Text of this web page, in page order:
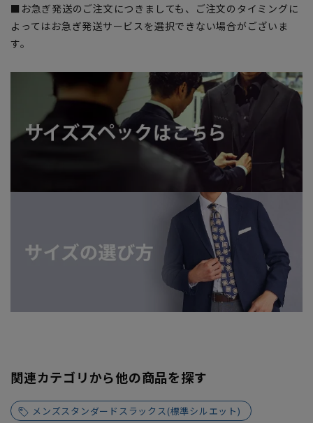
■お急ぎ発送のご注文につきましても、ご注文のタイミングに
よってはお急ぎ発送サービスを選択できない場合がございま
す。
関連カテゴリから他の商品を探す
メンズスタンダードスラックス(標準シルエット)